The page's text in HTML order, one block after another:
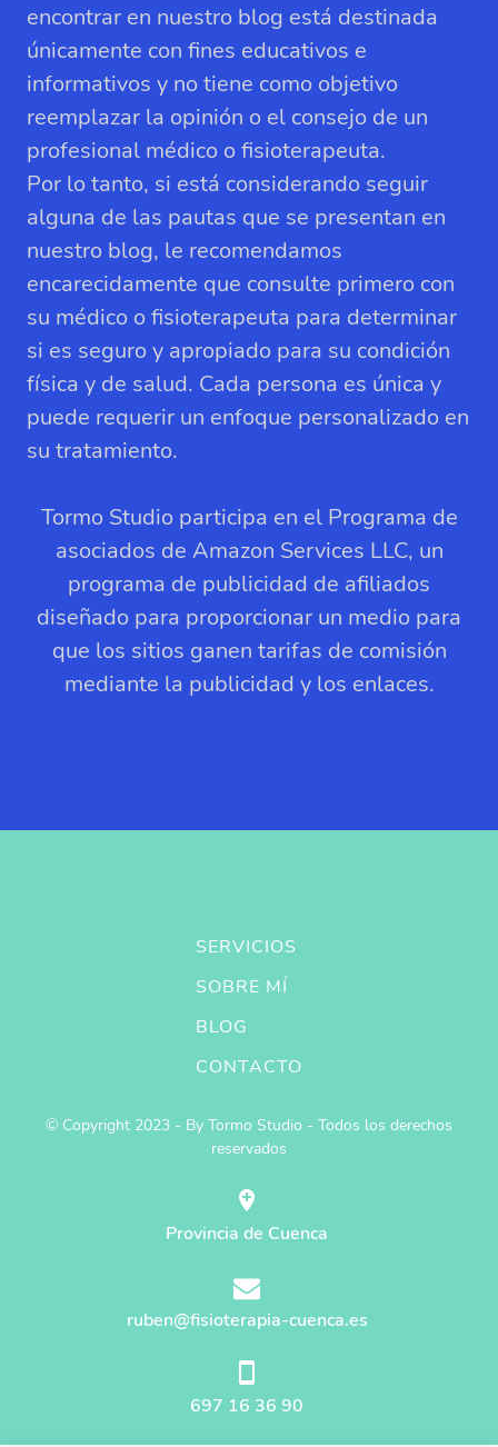
encontrar en nuestro blog está destinada
únicamente con fines educativos e
informativos y no tiene como objetivo
reemplazar la opinión o el consejo de un
profesional médico o fisioterapeuta.
Por lo tanto, si está considerando seguir
alguna de las pautas que se presentan en
nuestro blog, le recomendamos
encarecidamente que consulte primero con
su médico o fisioterapeuta para determinar
si es seguro y apropiado para su condición
física y de salud. Cada persona es única y
puede requerir un enfoque personalizado en
su tratamiento.
Tormo Studio participa en el Programa de
asociados de Amazon Services LLC, un
programa de publicidad de afiliados
diseñado para proporcionar un medio para
que los sitios ganen tarifas de comisión
mediante la publicidad y los enlaces.
SERVICIOS
SOBRE MÍ
BLOG
CONTACTO
© Copyright 2023 - By Tormo Studio - Todos los derechos
reservados
Provincia de Cuenca
ruben@fisioterapia-cuenca.es
697 16 36 90